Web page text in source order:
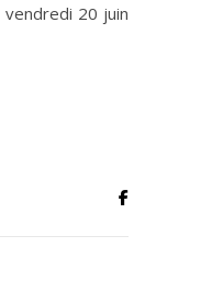
20 juin